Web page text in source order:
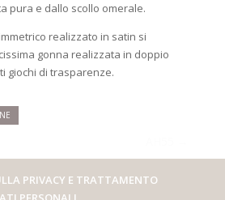
pura e dallo scollo omerale.
realizzato in satin si
gonna realizzata in doppio
giochi di trasparenze.
PRIVACY E TRATTAMENTO